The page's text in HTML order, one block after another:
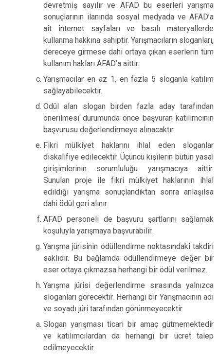
devretmiş sayılır ve AFAD bu eserleri yarışma
sonuçlarının ilanında sosyal medyada ve AFAD’a
ait internet sayfaları ve basılı materyallerde
kullanma hakkına sahiptir. Yarışmacıların sloganları,
dereceye girmese dahi ortaya çıkan eserlerin tüm
kullanım hakları AFAD’a aittir.
Yarışmacılar en az 1, en fazla 5 sloganla katılım
sağlayabilecektir.
Ödül alan slogan birden fazla aday tarafından
önerilmesi durumunda önce başvuran katılımcının
başvurusu değerlendirmeye alınacaktır.
Fikri mülkiyet haklarını ihlal eden sloganlar
diskalifiye edilecektir. Üçüncü kişilerin bütün yasal
girişimlerinin sorumluluğu yarışmacıya aittir.
Sunulan proje ile fikri mülkiyet haklarının ihlal
edildiği yarışma sonuçlandıktan sonra anlaşılsa
dahi ödül geri alınır.
AFAD personeli de başvuru şartlarını sağlamak
koşuluyla yarışmaya başvurabilir.
Yarışma jürisinin ödüllendirme noktasındaki takdiri
saklıdır. Bu bağlamda ödüllendirmeye değer bir
eser ortaya çıkmazsa herhangi bir ödül verilmez.
Yarışma jürisi değerlendirme sırasında yalnızca
sloganları görecektir. Herhangi bir Yarışmacının adı
ve soyadı jüri tarafından görünmeyecektir.
Slogan yarışması ticari bir amaç gütmemektedir
ve katılımcılardan da herhangi bir ücret talep
edilmeyecektir.